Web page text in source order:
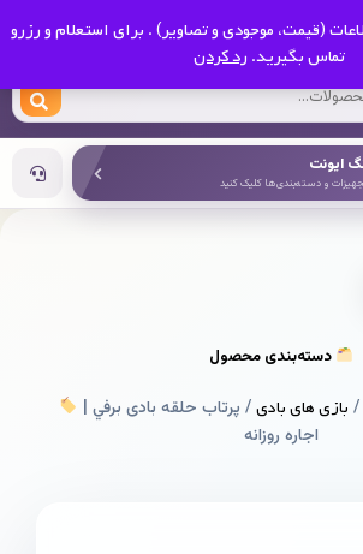
(قیمت، موجودی و تصاویر) . برای استعلام و رزرو
تماس بگیرید. رد کردن
ایونت
و دسته‌بندی‌ها کلیک کنید
دسته‌بندی محصول
/ بازی های بادی/ پرتاب حلقه بادی برفي |
اجاره روزانه